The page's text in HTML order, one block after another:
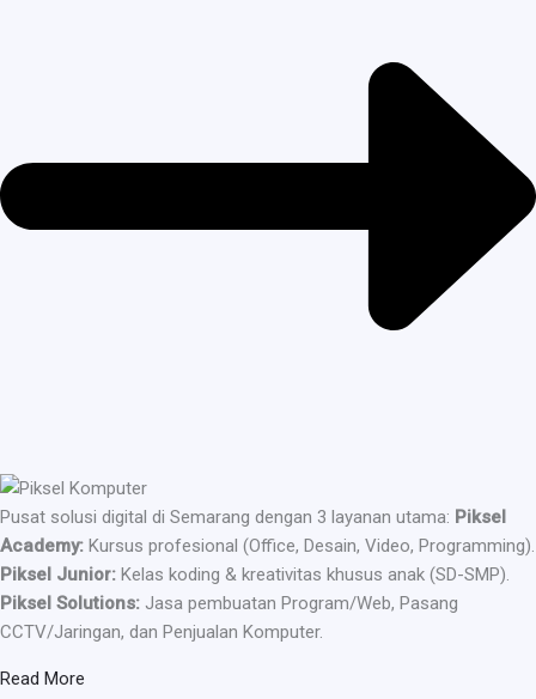
Pusat solusi digital di Semarang dengan 3 layanan utama: Piksel
Academy: Kursus profesional (Office, Desain, Video, Programming).
Piksel Junior: Kelas koding & kreativitas khusus anak (SD-SMP).
Piksel Solutions: Jasa pembuatan Program/Web, Pasang
CCTV/Jaringan, dan Penjualan Komputer.
Read More